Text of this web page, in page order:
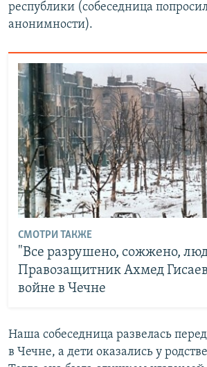
республики (собеседница
анонимности).
СМОТРИ ТАКЖЕ
"Все разрушено, сожжено,
Правозащитник Ахмед
войне в Чечне
Наша собеседница развелась
в Чечне, а дети оказались у